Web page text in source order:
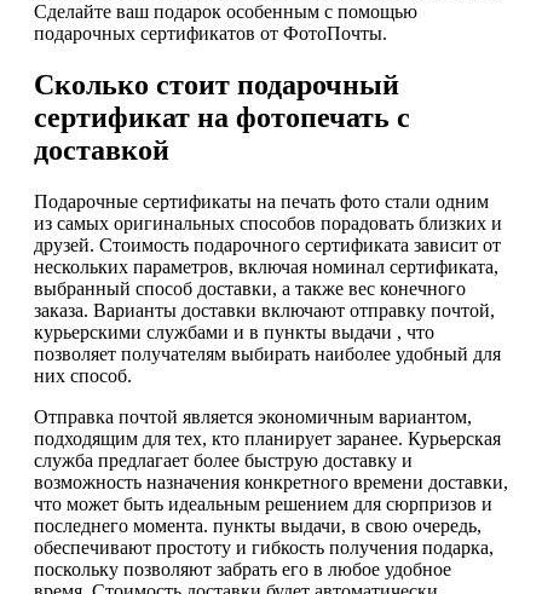
Сделайте ваш подарок особенным с помощью
подарочных сертификатов от ФотоПочты.
Сколько стоит подарочный
сертификат на фотопечать с
доставкой
Подарочные сертификаты на печать фото стали одним
из самых оригинальных способов порадовать близких и
друзей. Стоимость подарочного сертификата зависит от
нескольких параметров, включая номинал сертификата,
выбранный способ доставки, а также вес конечного
заказа. Варианты доставки включают отправку почтой,
курьерскими службами и в пункты выдачи , что
позволяет получателям выбирать наиболее удобный для
них способ.
Отправка почтой является экономичным вариантом,
подходящим для тех, кто планирует заранее. Курьерская
служба предлагает более быструю доставку и
возможность назначения конкретного времени доставки,
что может быть идеальным решением для сюрпризов и
последнего момента. пункты выдачи, в свою очередь,
обеспечивают простоту и гибкость получения подарка,
поскольку позволяют забрать его в любое удобное